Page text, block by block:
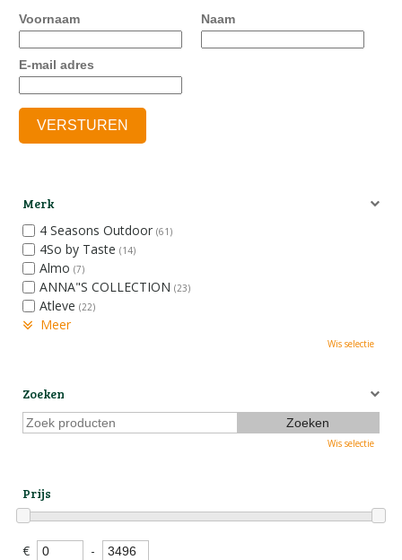
Voornaam Naam
E-mail adres
Merk
4 Seasons Outdoor (61)
4So by Taste (14)
Almo (7)
ANNA"S COLLECTION (23)
Atleve (22)
Meer
Wis selectie
Zoeken
Wis selectie
Prijs
€ -